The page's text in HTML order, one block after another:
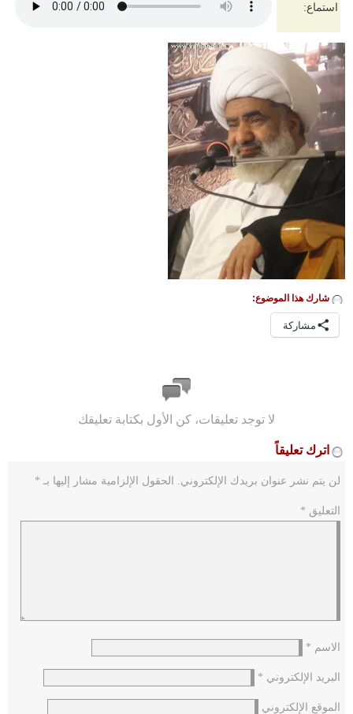
استماع:
شارك هذا الموضوع:
مشاركة
لا توجد تعليقات، كن الأول بكتابة تعليقك
اترك تعليقاً
لن يتم نشر عنوان بريدك الإلكتروني. الحقول الإلزامية مشار إليها بـ *
التعليق *
الاسم *
البريد الإلكتروني *
الموقع الإلكتروني